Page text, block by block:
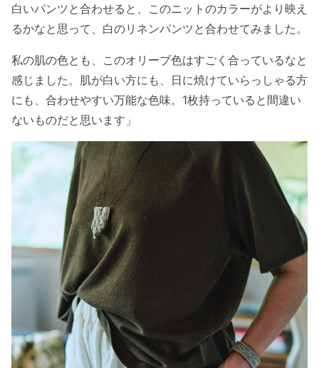
白いパンツと合わせると、このニットのカラーがより映え
るかなと思って、白のリネンパンツと合わせてみました。
私の肌の色とも、このオリーブ色はすごく合っているなと
感じました。肌が白い方にも、日に焼けていらっしゃる方
にも、合わせやすい万能な色味。1枚持っていると間違い
ないものだと思います」